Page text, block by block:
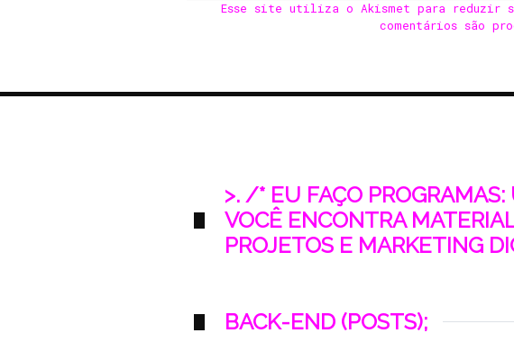
Esse site utiliza o Akismet para reduzir
comentários são
>. /* EU FAÇO
VOCÊ ENCONTRA
PROJETOS E MARKETING
BACK-END (POSTS);